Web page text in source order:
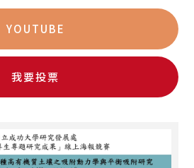
YOUTUBE
我要投票